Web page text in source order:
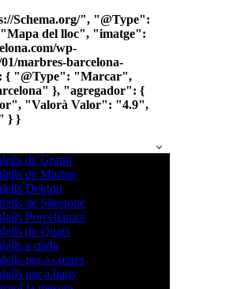
Schema.org/", "@Type":
del lloc", "imatge":
wp-
marbres-barcelona-
{ "@Type": "Marcar",
}, "agregador": {
"Valorà Valor": "4.9",
} }
de Granit
de Marbre
Dekton
de Silestone
Porcellànics
de Quars
a mida
per a cuines
per a bany